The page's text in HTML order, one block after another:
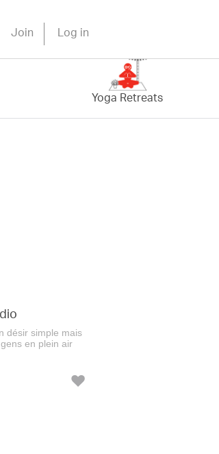
Join Log in
désir simple mais
en plein air
Add
Yoga Retreats